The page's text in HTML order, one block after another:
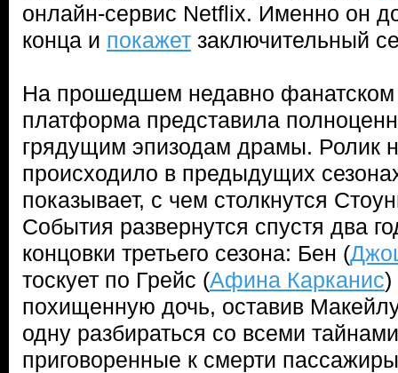
онлайн-сервис Netflix. Именно он
конца и покажет заключительный
На прошедшем недавно фанатском
платформа представила
грядущим эпизодам драмы. Ролик
происходило в предыдущих
показывает, с чем столкнутся
События развернутся спустя два
концовки третьего сезона: Бен (
тоскует по Грейс (Афина Карканис)
похищенную дочь, оставив
одну разбираться со всеми
приговоренные к смерти